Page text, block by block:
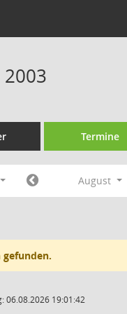
Termine
August
gefunden.
06.08.2026 19:01:42